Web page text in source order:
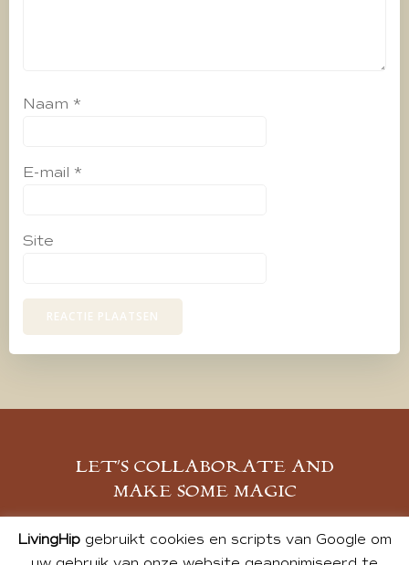
Naam *
E-mail *
Site
LET’S COLLABORATE AND
MAKE SOME MAGIC
MELD JE AAN
LivingHipgebruikt cookies en scripts van Google om